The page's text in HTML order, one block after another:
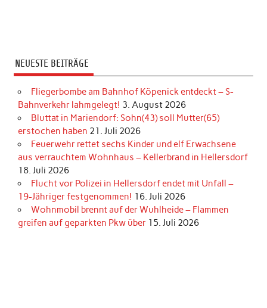
NEUESTE BEITRÄGE
Fliegerbombe am Bahnhof Köpenick entdeckt – S-
Bahnverkehr lahmgelegt! 3. August 2026
Bluttat in Mariendorf: Sohn(43) soll Mutter(65)
erstochen haben 21. Juli 2026
Feuerwehr rettet sechs Kinder und elf Erwachsene
aus verrauchtem Wohnhaus – Kellerbrand in Hellersdorf
18. Juli 2026
Flucht vor Polizei in Hellersdorf endet mit Unfall –
19-Jähriger festgenommen! 16. Juli 2026
Wohnmobil brennt auf der Wuhlheide – Flammen
greifen auf geparkten Pkw über 15. Juli 2026